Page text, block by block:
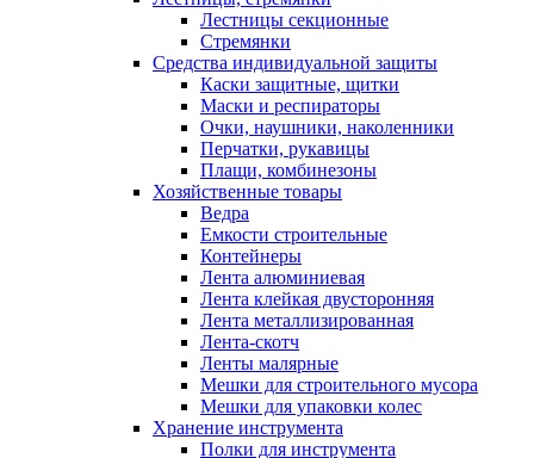
Лестницы секционные
Стремянки
Средства индивидуальной защиты
Каски защитные, щитки
Маски и респираторы
Очки, наушники, наколенники
Перчатки, рукавицы
Плащи, комбинезоны
Хозяйственные товары
Ведра
Емкости строительные
Контейнеры
Лента алюминиевая
Лента клейкая двусторонняя
Лента металлизированная
Лента-скотч
Ленты малярные
Мешки для строительного мусора
Мешки для упаковки колес
Хранение инструмента
Полки для инструмента